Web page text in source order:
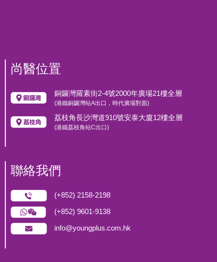
尚醫位置
銅鑼灣羅素街2-4號2000年廣場21樓全層
(港鐵銅鑼灣站A出口，時代廣場對面)
荔枝角長沙灣道910號安泰大廈12樓全層
(港鐵荔枝角站C出口)
聯絡我們
(+852) 2158-2198
(+852) 9601-9138
info@youngplus.com.hk